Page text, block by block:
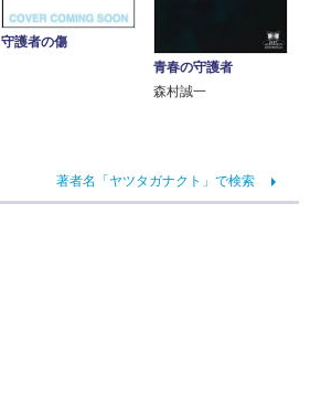
守護者の傷
青春の守護者
森村誠一
著者名「ヤツタガナクト」で検索